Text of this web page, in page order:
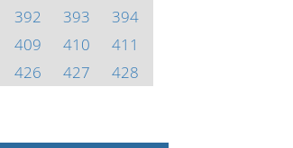
392 393
394
409 410
411
426 427
428